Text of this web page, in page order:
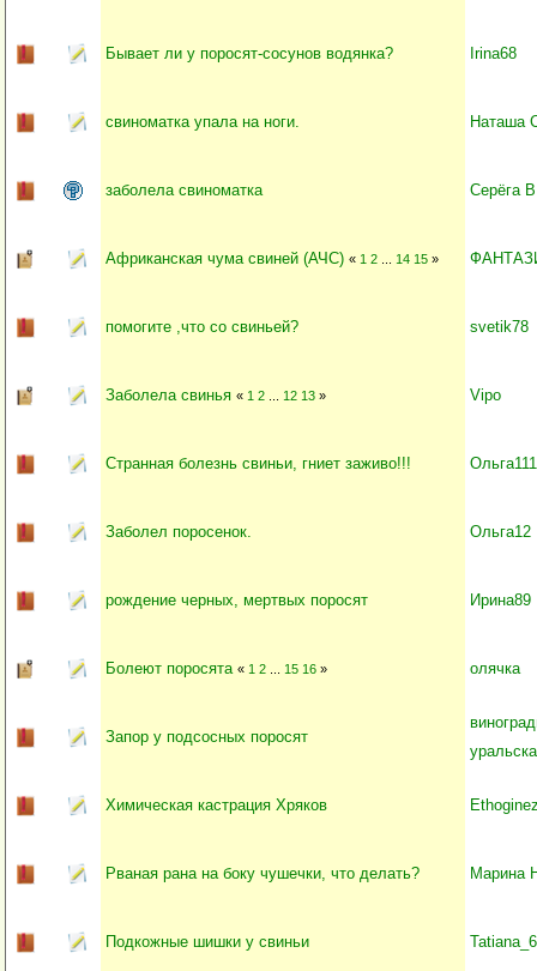
Бывает ли у поросят-сосунов водянка? Irina68
свиноматка упала на ноги. Наташа
заболела свиноматка Серёга В
Африканская чума свиней (АЧС) « 1 2 14 15 »
помогите ,что со свиньей? svetik78
Заболела свинья « 1 2 12 13 » Vipo
Странная болезнь свиньи, гниет заживо!!! Ольга111
Заболел поросенок. Ольга12
рождение черных, мертвых поросят Ирина89
Болеют поросята « 1 2 15 16 » олячка
Запор у подсосных поросят
Химическая кастрация Хряков
Рваная рана на боку чушечки, что делать? Марина
Подкожные шишки у свиньи